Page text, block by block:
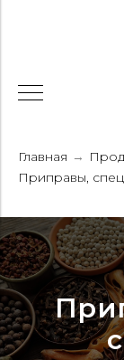
Главная →
Приправы,